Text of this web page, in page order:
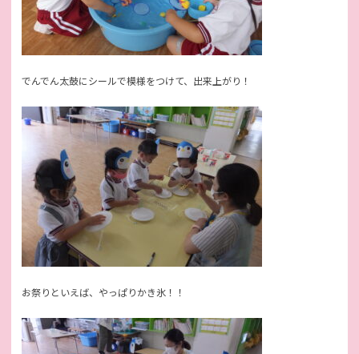
でんでん太鼓にシールで模様をつけて、出来上がり！
お祭りといえば、やっぱりかき氷！！